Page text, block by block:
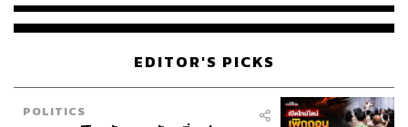
EDITOR'S PICKS
POLITICS